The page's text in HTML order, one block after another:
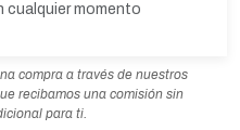
cualquier momento
compra a través de nuestros
recibamos una comisión sin
para ti.